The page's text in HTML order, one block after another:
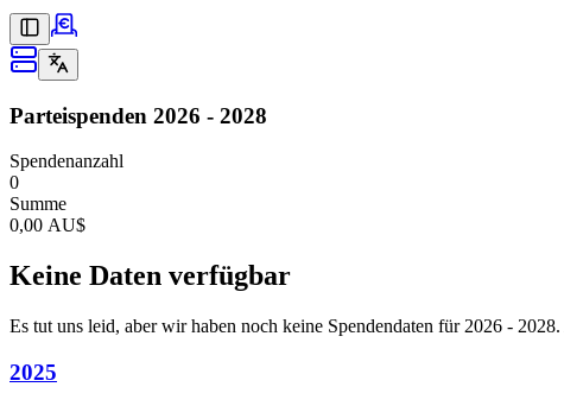
Parteispenden 2026 - 2028
Spendenanzahl
0
Summe
0,00 AU$
Keine Daten verfügbar
Es tut uns leid, aber wir haben noch keine Spendendaten für 2026 - 2028.
2025